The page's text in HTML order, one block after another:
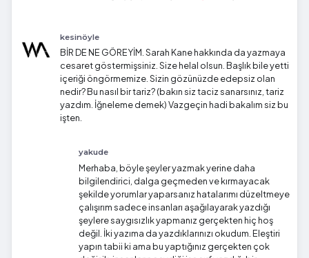
kesinöyle
BİR DE NE GÖREYİM. Sarah Kane hakkında da yazmaya
cesaret göstermişsiniz. Size helal olsun. Başlık bile yetti
içeriği öngörmemize. Sizin gözünüzde edepsiz olan
nedir? Bu nasıl bir tariz? (bakın siz taciz sanarsınız, tariz
yazdım. İğneleme demek) Vazgeçin hadi bakalım siz bu
işten.
yakude
Merhaba, böyle şeyler yazmak yerine daha
bilgilendirici, dalga geçmeden ve kırmayacak
şekilde yorumlar yaparsanız hatalarımı düzeltmeye
çalışırım sadece insanları aşağılayarak yazdığı
şeylere saygısızlık yapmanız gerçekten hiç hoş
değil. İki yazıma da yazdıklarınızı okudum. Eleştiri
yapın tabii ki ama bu yaptığınız gerçekten çok